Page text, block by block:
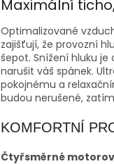
Maximální
Optimalizované
zajišťují, že provozní
šepot. Snížení hluku
narušit váš spánek.
pokojnému a
budou nerušené,
KOMFORTNÍ
Čtyřsměrné